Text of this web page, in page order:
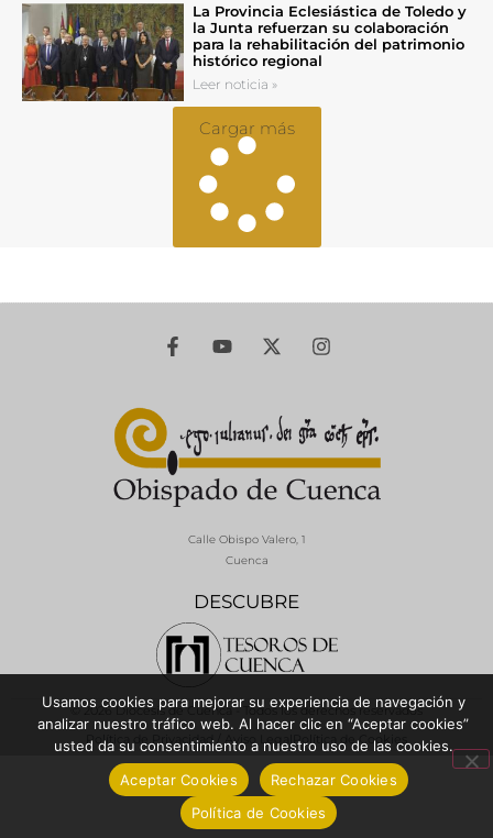
La Provincia Eclesiástica de Toledo y
la Junta refuerzan su colaboración
para la rehabilitación del patrimonio
histórico regional
Leer noticia »
Cargar más
DESCUBRE
Calle Obispo Valero, 1
Cuenca
© 2026 Diócesis de Cuenca - Todos los derechos reservados
Política de Privacidad / Aviso Legal Política de Cookies
Usamos cookies para mejorar su experiencia de navegación y
analizar nuestro tráfico web. Al hacer clic en “Aceptar cookies”
usted da su consentimiento a nuestro uso de las cookies.
Aceptar Cookies
Rechazar Cookies
Política de Cookies